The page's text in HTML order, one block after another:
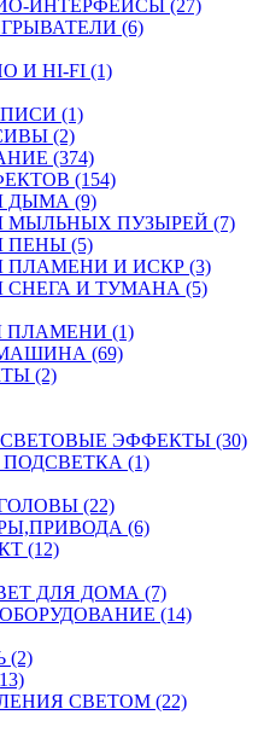
ИНТЕРФЕЙСЫ (27)
(6)
И HI-FI (1)
(1)
(2)
(374)
(154)
ДЫМА (9)
МЫЛЬНЫХ ПУЗЫРЕЙ (7)
ПЕНЫ (5)
ПЛАМЕНИ И ИСКР (3)
СНЕГА И ТУМАНА (5)
(1)
(69)
(2)
ЭФФЕКТЫ (30)
(1)
(22)
(6)
(12)
ДЛЯ ДОМА (7)
(14)
(2)
СВЕТОМ (22)